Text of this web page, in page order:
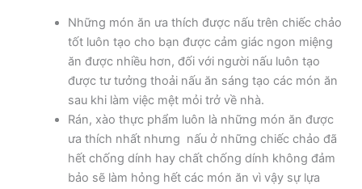
Những món ăn ưa thích được nấu trên chiếc chảo
tốt luôn tạo cho bạn được cảm giác ngon miệng
ăn được nhiều hơn, đối với người nấu luôn tạo
được tư tưởng thoải nấu ăn sáng tạo các món ăn
sau khi làm việc mệt mỏi trở về nhà.
Rán, xào thực phẩm luôn là những món ăn được
ưa thích nhất nhưng nấu ở những chiếc chảo đã
hết chống dính hay chất chống dính không đảm
bảo sẽ làm hỏng hết các món ăn vì vậy sự lựa